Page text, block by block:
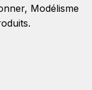
, Modélisme